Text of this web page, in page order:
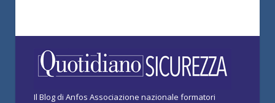
Il Blog di Anfos Associazione nazionale formatori